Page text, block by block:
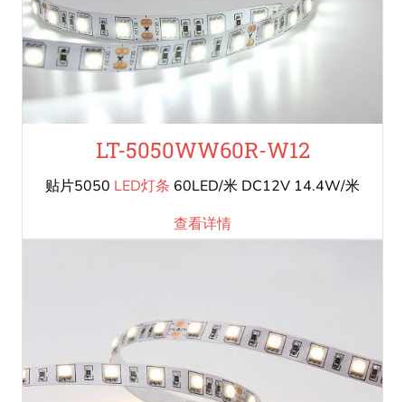
LT-5050WW60R-W12
贴片5050 LED灯条 60LED/米 DC12V 14.4W/米
查看详情